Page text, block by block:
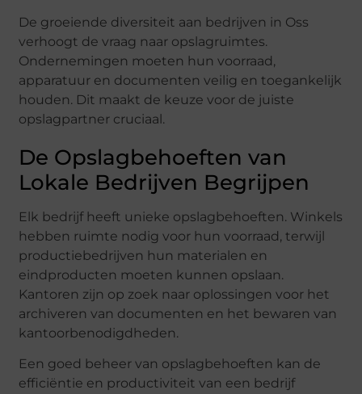
De groeiende diversiteit aan bedrijven in Oss
verhoogt de vraag naar opslagruimtes.
Ondernemingen moeten hun voorraad,
apparatuur en documenten veilig en toegankelijk
houden. Dit maakt de keuze voor de juiste
opslagpartner cruciaal.
De Opslagbehoeften van
Lokale Bedrijven Begrijpen
Elk bedrijf heeft unieke opslagbehoeften. Winkels
hebben ruimte nodig voor hun voorraad, terwijl
productiebedrijven hun materialen en
eindproducten moeten kunnen opslaan.
Kantoren zijn op zoek naar oplossingen voor het
archiveren van documenten en het bewaren van
kantoorbenodigdheden.
Een goed beheer van opslagbehoeften kan de
efficiëntie en productiviteit van een bedrijf